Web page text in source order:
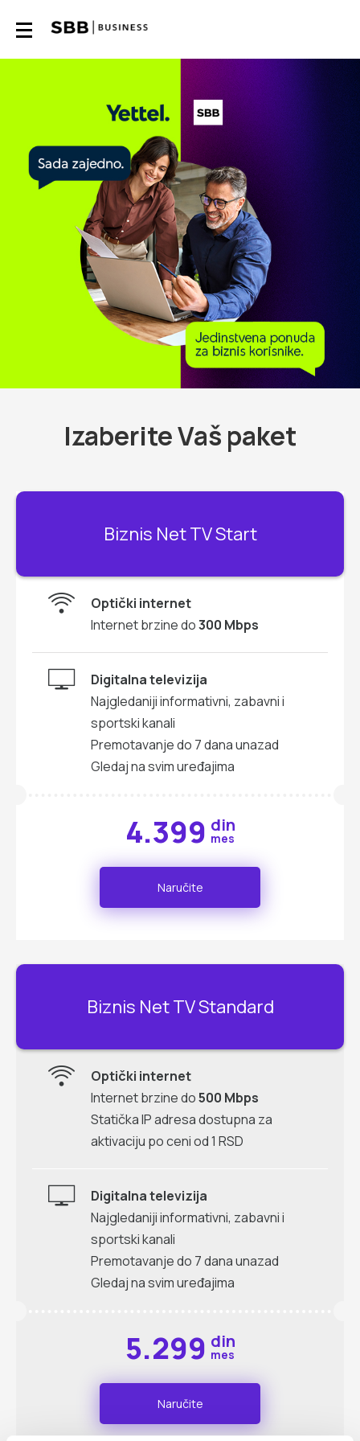
Izaberite Vaš paket
Biznis Net TV Start
Optički internet
Internet brzine do300 Mbps
Digitalna televizija
Najgledaniji informativni, zabavni i
sportski kanali
Premotavanje do 7 dana unazad
Gledaj na svim uređajima
4.399 din
mes
Naručite
Biznis Net TV Standard
Optički internet
Internet brzine do500 Mbps
Statička IP adresa dostupna za
aktivaciju po ceni od 1 RSD
Digitalna televizija
Najgledaniji informativni, zabavni i
sportski kanali
Premotavanje do 7 dana unazad
Gledaj na svim uređajima
5.299 din
mes
Naručite